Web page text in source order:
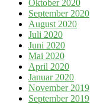
Oktober 2020
September 2020
August 2020
Juli 2020
Juni 2020
Mai 2020
April 2020
Januar 2020
November 2019
September 2019